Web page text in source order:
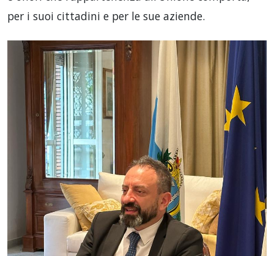
per i suoi cittadini e per le sue aziende.